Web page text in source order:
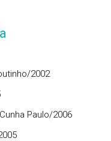
2002
Paulo/2006